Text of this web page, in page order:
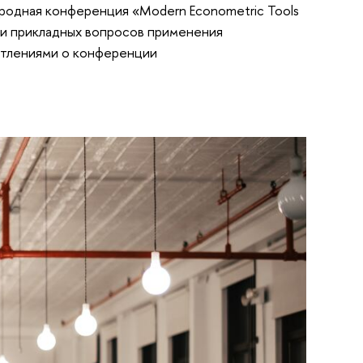
конференция «Modern Econometric Tools
прикладных вопросов применения
о конференции